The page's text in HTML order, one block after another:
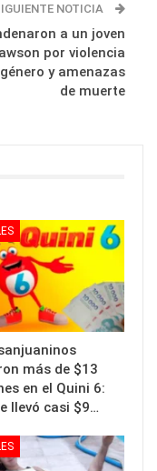
NOTICIA
a un joven
por violencia
y amenazas
de muerte
más de $13
en el Quini 6:
llevó casi $9…